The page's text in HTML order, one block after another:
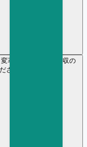
革） の将来性や年収の
さい